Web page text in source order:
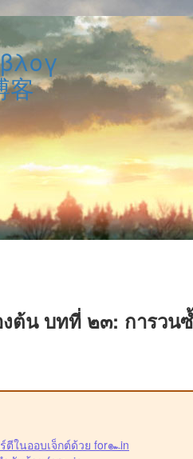
客
งต้น บทที่ ๒๓: การว
ตีในออบเจ็กต์ด้วย for๛in